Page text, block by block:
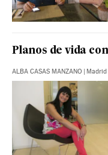
Planos de vida
ALBA CASAS MANZANO | Madrid